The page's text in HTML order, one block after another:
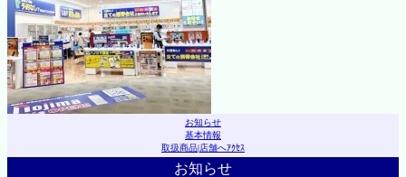
お知らせ
基本情報
取扱商品|店舗へｱｸｾｽ
お知らせ